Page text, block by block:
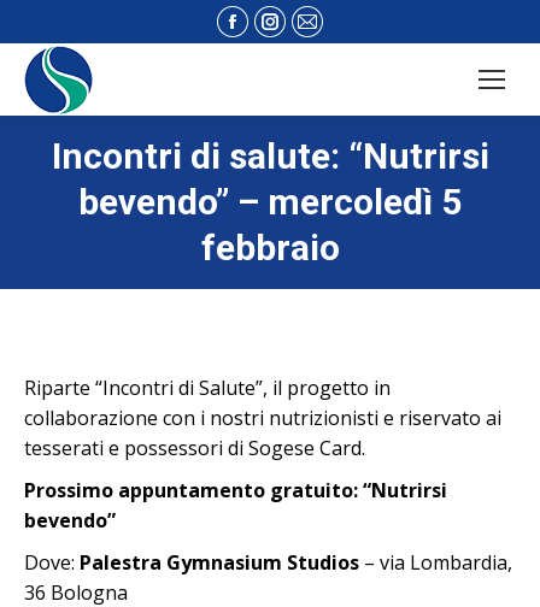
Facebook
page
in
new
window
Instagram
page
in
new
window
Mail
page
in
new
window
Incontri di salute: “Nutrirsi
bevendo” – mercoledì 5
febbraio
Riparte “Incontri di Salute”, il progetto in
collaborazione con i nostri nutrizionisti e riservato ai
tesserati e possessori di Sogese Card.
Prossimo appuntamento gratuito: “Nutrirsi
bevendo”
Dove: Palestra Gymnasium Studios – via Lombardia,
36 Bologna